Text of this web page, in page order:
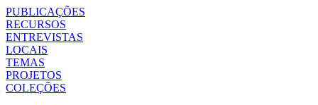
PUBLICAÇÕES
RECURSOS
ENTREVISTAS
LOCAIS
TEMAS
PROJETOS
COLEÇÕES